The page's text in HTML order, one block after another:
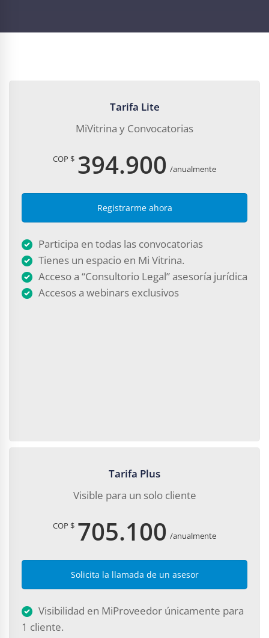
Tarifa Lite
MiVitrina y Convocatorias
COP $ 394.900 /anualmente
Registrarme ahora
Participa en todas las convocatorias
Tienes un espacio en Mi Vitrina.
Acceso a “Consultorio Legal” asesoría jurídica
Accesos a webinars exclusivos
Tarifa Plus
Visible para un solo cliente
COP $ 705.100 /anualmente
Solicita la llamada de un asesor
Visibilidad en MiProveedor únicamente para
1 cliente.